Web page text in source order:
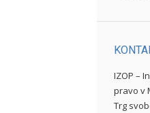
IZOP –
pravo v
Trg